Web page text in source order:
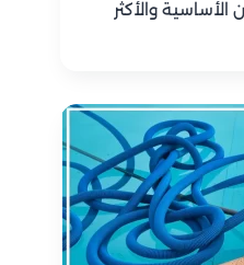
والأكثر